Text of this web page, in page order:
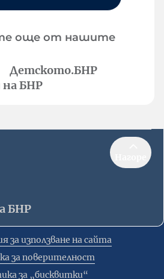
още от нашите
Детското.БНР
на БНР
БНР
за използване на сайта
за поверителност
за „бисквитки“